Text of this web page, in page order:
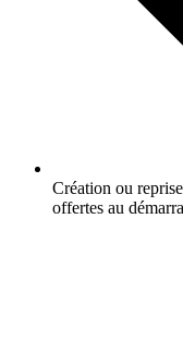
Création ou
offertes au